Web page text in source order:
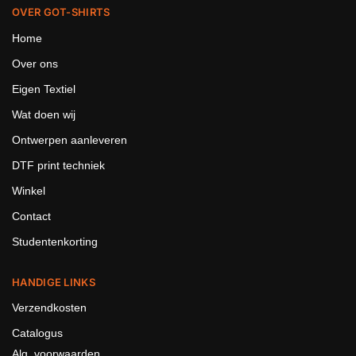
OVER GOT-SHIRTS
Home
Over ons
Eigen Textiel
Wat doen wij
Ontwerpen aanleveren
DTF print techniek
Winkel
Contact
Studentenkorting
HANDIGE LINKS
Verzendkosten
Catalogus